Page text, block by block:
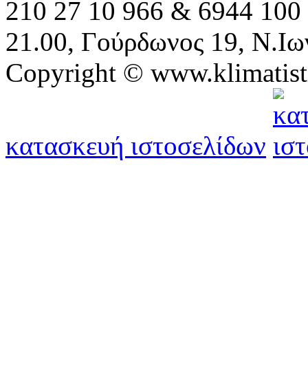
210 27 10 966 & 6944 100
21.00, Γούρδωνος 19,
Copyright ©
κατασκευή ιστοσελίδων